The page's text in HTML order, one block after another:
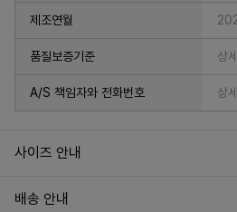
제조연월
품질보증기준 상
A/S 책임자와 전화번호 상
사이즈 안내
배송 안내